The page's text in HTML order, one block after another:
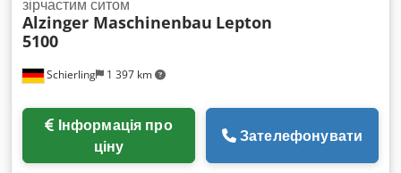
Schierling 1 397 km
зірчастим ситом
Alzinger Maschinenbau Lepton
5100
ціну
Зателефонувати